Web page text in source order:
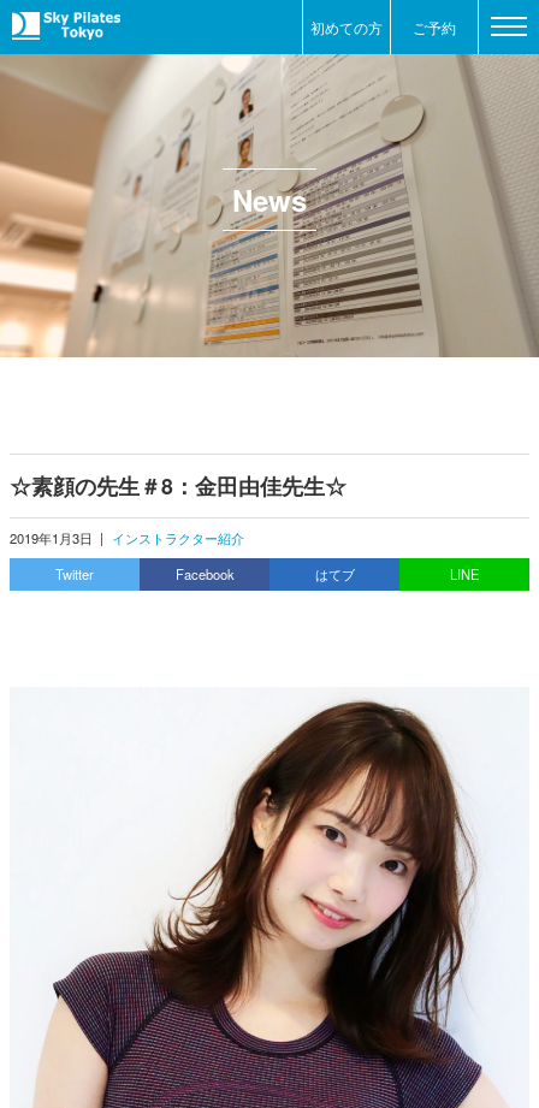
初めての方 ご予約
News
☆素顔の先生＃8：金田由佳先生☆
2019年1月3日 | インストラクター紹介
Twitter
Facebook はてブ LINE